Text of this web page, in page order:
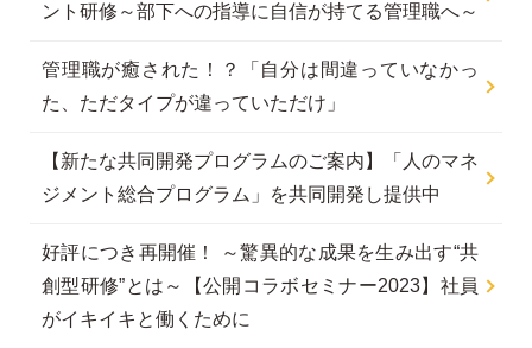
ント研修～部下への指導に自信が持てる管理職へ～
管理職が癒された！？「自分は間違っていなかっ
た、ただタイプが違っていただけ」
【新たな共同開発プログラムのご案内】「人のマネ
ジメント総合プログラム」を共同開発し提供中
好評につき再開催！ ～驚異的な成果を生み出す“共
創型研修”とは～【公開コラボセミナー2023】社員
がイキイキと働くために